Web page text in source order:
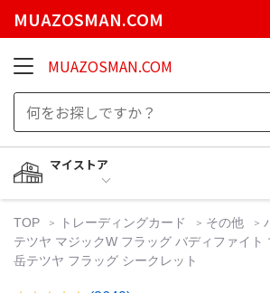
MUAZOSMAN.COM
MUAZOSMAN.COM
マイストア
TOP トレーディングカード その他
テツヤ マジックW フラッグ バディファイト
岳テツヤ フラッグ シークレット